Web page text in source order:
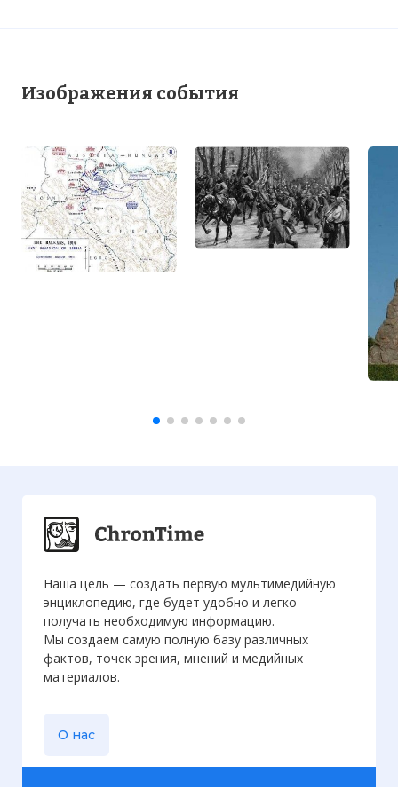
Изображения события
Наша цель — создать первую мультимедийную
энциклопедию, где будет удобно и легко
получать необходимую информацию.
Мы создаем самую полную базу различных
фактов, точек зрения, мнений и медийных
материалов.
О нас